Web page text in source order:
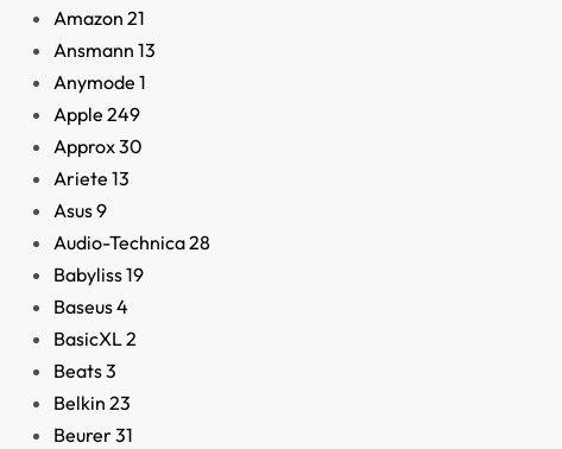
Amazon 21
Ansmann 13
Anymode 1
Apple 249
Approx30
Ariete 13
Asus9
Audio-Technica28
Babyliss19
Baseus4
BasicXL2
Beats3
Belkin 23
Beurer31